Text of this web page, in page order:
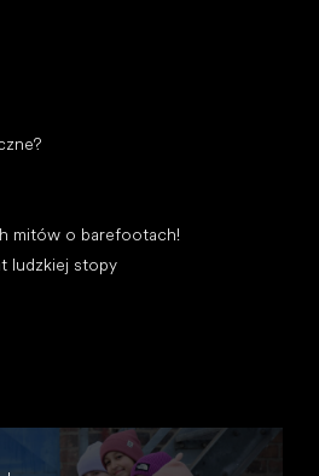
mitów o barefootach!
ludzkiej stopy